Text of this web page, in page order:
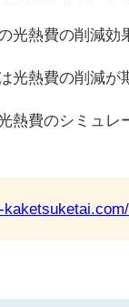
熱費の削減効
光熱費の削減
費のシミュ